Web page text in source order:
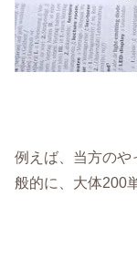
例えば、当方のや
般的に、大体200